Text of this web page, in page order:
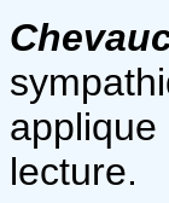
applique
lecture.